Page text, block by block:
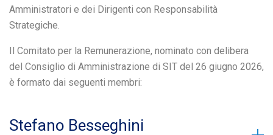
Amministratori e dei Dirigenti con Responsabilità
Strategiche.
Il Comitato per la Remunerazione, nominato con delibera
del Consiglio di Amministrazione di SIT del 26 giugno 2026,
è formato dai seguenti membri:
Stefano Besseghini